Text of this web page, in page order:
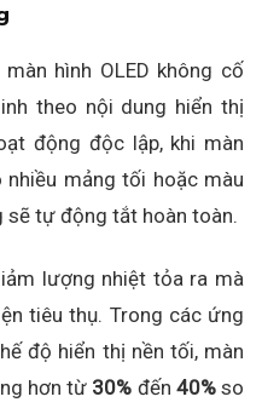
hình OLED không cố
theo nội dung hiển thị
động độc lập, khi màn
nhiều mảng tối hoặc màu
tự động tắt hoàn toàn.
lượng nhiệt tỏa ra mà
tiêu thụ. Trong các ứng
độ hiển thị nền tối, màn
hơn từ 30% đến 40%so